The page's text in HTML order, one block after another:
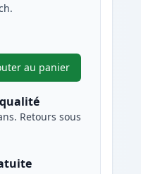
ajuster
au panier
,Pack de 5 Canon 728
Retours sous